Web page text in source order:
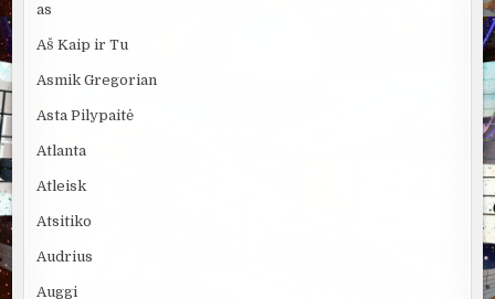
as
Aš Kaip ir Tu
Asmik Gregorian
Asta Pilypaitė
Atlanta
Atleisk
Atsitiko
Audrius
Auggi